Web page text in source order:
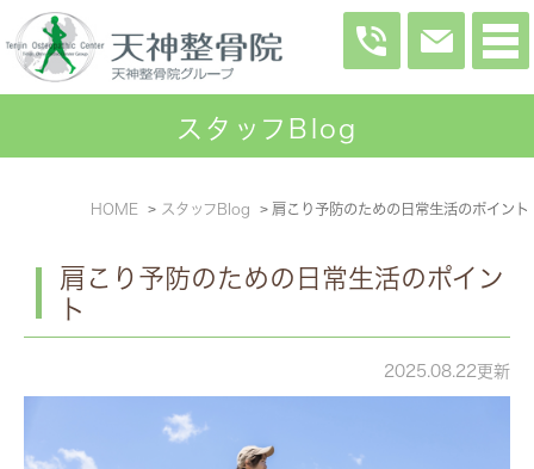
スタッフBlog
HOME スタッフBlog 肩こり予防のための日常生活のポイント
肩こり予防のための日常生活のポイン
ト
2025.08.22更新